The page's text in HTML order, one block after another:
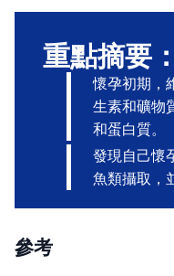
重點摘要：
懷孕初期，
生素和礦物
和蛋白質。
發現自己懷
魚類攝取，
參考